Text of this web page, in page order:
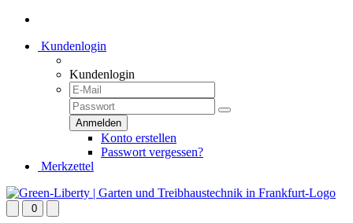
Kundenlogin
Kundenlogin
Konto erstellen
Passwort vergessen?
Merkzettel
0